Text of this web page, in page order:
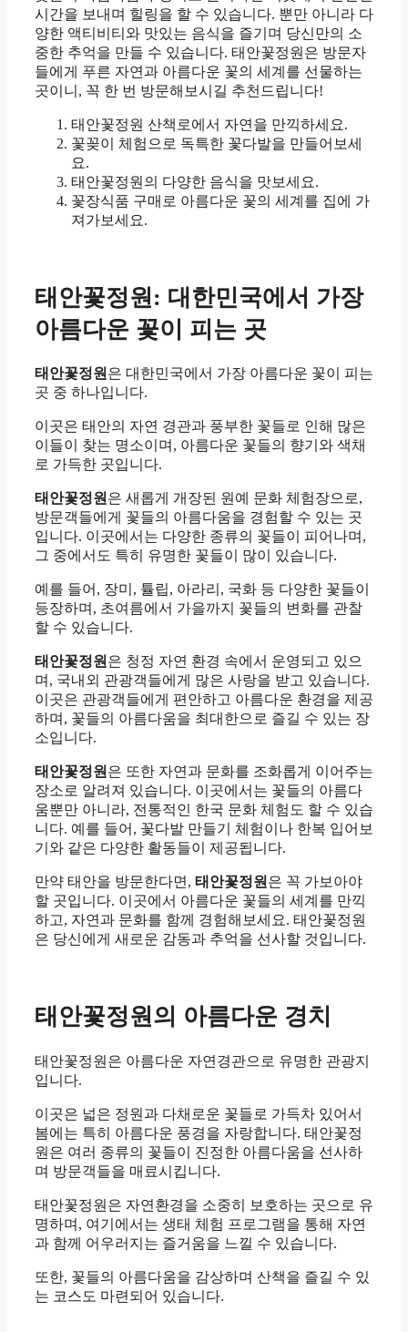
시간을 보내며 힐링을 할 수 있습니다. 뿐만 아니라 다
양한 액티비티와 맛있는 음식을 즐기며 당신만의 소
중한 추억을 만들 수 있습니다. 태안꽃정원은 방문자
들에게 푸른 자연과 아름다운 꽃의 세계를 선물하는
곳이니, 꼭 한 번 방문해보시길 추천드립니다!
태안꽃정원 산책로에서 자연을 만끽하세요.
꽃꽂이 체험으로 독특한 꽃다발을 만들어보세
요.
태안꽃정원의 다양한 음식을 맛보세요.
꽃장식품 구매로 아름다운 꽃의 세계를 집에 가
져가보세요.
태안꽃정원: 대한민국에서 가장
아름다운 꽃이 피는 곳
태안꽃정원은 대한민국에서 가장 아름다운 꽃이 피는
곳 중 하나입니다.
이곳은 태안의 자연 경관과 풍부한 꽃들로 인해 많은
이들이 찾는 명소이며, 아름다운 꽃들의 향기와 색채
로 가득한 곳입니다.
태안꽃정원은 새롭게 개장된 원예 문화 체험장으로,
방문객들에게 꽃들의 아름다움을 경험할 수 있는 곳
입니다. 이곳에서는 다양한 종류의 꽃들이 피어나며,
그 중에서도 특히 유명한 꽃들이 많이 있습니다.
예를 들어, 장미, 튤립, 아라리, 국화 등 다양한 꽃들이
등장하며, 초여름에서 가을까지 꽃들의 변화를 관찰
할 수 있습니다.
태안꽃정원은 청정 자연 환경 속에서 운영되고 있으
며, 국내외 관광객들에게 많은 사랑을 받고 있습니다.
이곳은 관광객들에게 편안하고 아름다운 환경을 제공
하며, 꽃들의 아름다움을 최대한으로 즐길 수 있는 장
소입니다.
태안꽃정원은 또한 자연과 문화를 조화롭게 이어주는
장소로 알려져 있습니다. 이곳에서는 꽃들의 아름다
움뿐만 아니라, 전통적인 한국 문화 체험도 할 수 있습
니다. 예를 들어, 꽃다발 만들기 체험이나 한복 입어보
기와 같은 다양한 활동들이 제공됩니다.
만약 태안을 방문한다면, 태안꽃정원은 꼭 가보아야
할 곳입니다. 이곳에서 아름다운 꽃들의 세계를 만끽
하고, 자연과 문화를 함께 경험해보세요. 태안꽃정원
은 당신에게 새로운 감동과 추억을 선사할 것입니다.
태안꽃정원의 아름다운 경치
태안꽃정원은 아름다운 자연경관으로 유명한 관광지
입니다.
이곳은 넓은 정원과 다채로운 꽃들로 가득차 있어서
봄에는 특히 아름다운 풍경을 자랑합니다. 태안꽃정
원은 여러 종류의 꽃들이 진정한 아름다움을 선사하
며 방문객들을 매료시킵니다.
태안꽃정원은 자연환경을 소중히 보호하는 곳으로 유
명하며, 여기에서는 생태 체험 프로그램을 통해 자연
과 함께 어우러지는 즐거움을 느낄 수 있습니다.
또한, 꽃들의 아름다움을 감상하며 산책을 즐길 수 있
는 코스도 마련되어 있습니다.